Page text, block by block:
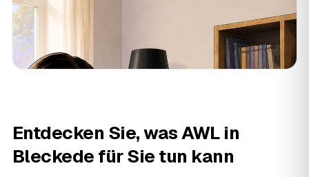
Entdecken Sie, was AWL in
Bleckede für Sie tun kann